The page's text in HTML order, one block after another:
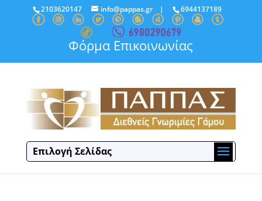
2103620147 info@pappas.gr| 6944137189
Φόρμα Επικοινωνίας
Επιλογή Σελίδας